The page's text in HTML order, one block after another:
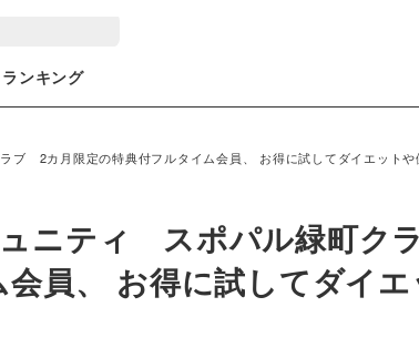
ランキング
ブ 2カ月限定の特典付フルタイム会員、 お得に試してダイエットや
ニティ スポパル緑町ク
員、 お得に試してダイ